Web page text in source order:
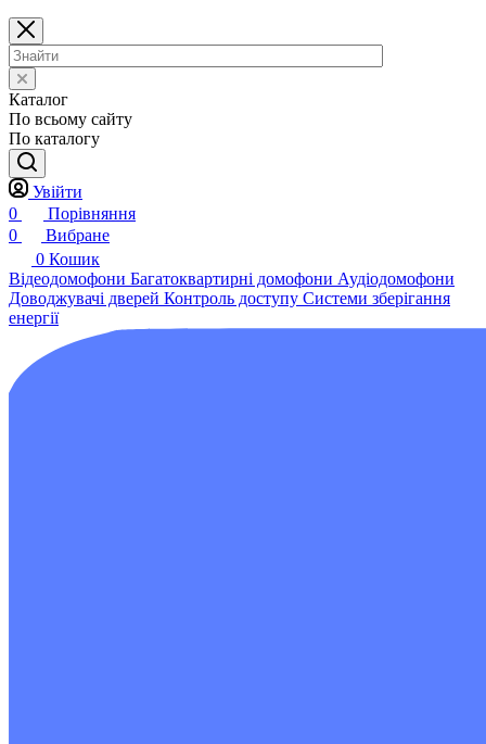
Каталог
По всьому сайту
По каталогу
Увійти
0
Порівняння
0
Вибране
0 Кошик
Відеодомофони Багатоквартирні домофони Аудіодомофони
Доводжувачі дверей Контроль доступу Системи зберігання
енергії